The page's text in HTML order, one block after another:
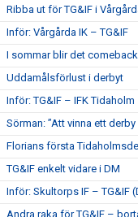
Ribba ut för TG&IF i
Inför: Vårgårda IK – TG&IF
I sommar blir det
Uddamålsförlust i derbyt
Inför: TG&IF – IFK Tidaholm
Sörman: ”Att vinna ett
Florians första
TG&IF enkelt vidare i DM
Inför: Skultorps IF – TG&IF
Andra raka för TG&IF –